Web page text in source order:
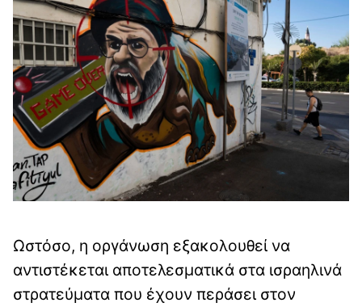
Ωστόσο, η οργάνωση εξακολουθεί να
αντιστέκεται αποτελεσματικά στα ισραηλινά
στρατεύματα που έχουν περάσει στον